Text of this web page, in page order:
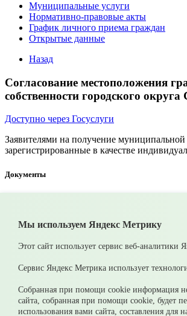
Муниципальные услуги
Нормативно-правовые акты
График личного приема граждан
Открытые данные
Назад
Согласование местоположения
собственности городского
Доступно через Госуслуги
Заявителями на получение
зарегистрированные в качестве
Документы
Согласование местоположения границ
Мы используем Яндекс Метрику
Этот сайт использует сервис веб-
Сервис Яндекс Метрика использует
Собранная при помощи cookie информация
сайта, собранная при помощи cookie, будет
использования вами сайта, составления для
© 2026 Официальный сайт
Карта сайта Архив
Ваше сообщение отправлено